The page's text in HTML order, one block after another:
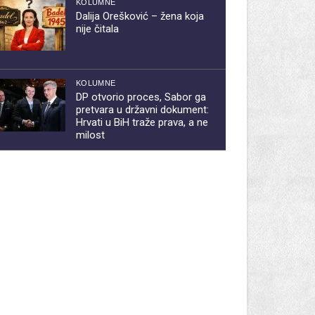
KOLUMNE
Dalija Orešković – žena koja
nije čitala
KOLUMNE
DP otvorio proces, Sabor ga
pretvara u državni dokument:
Hrvati u BiH traže prava, a ne
milost